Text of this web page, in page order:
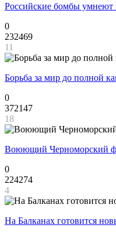
Российские бомбы умнеют
0
232469
11
Борьба за мир до полной
0
372147
18
Воюющий Черноморский
0
224274
4
На Балканах готовится